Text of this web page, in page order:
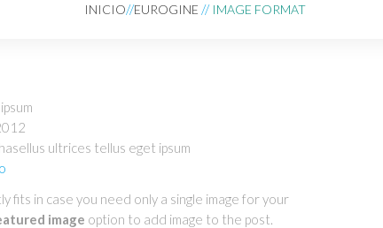
INICIO EUROGINE IMAGE FORMAT
ultrices tellus eget ipsum
fits in case you need only a single image for your
image option to add image to the post.